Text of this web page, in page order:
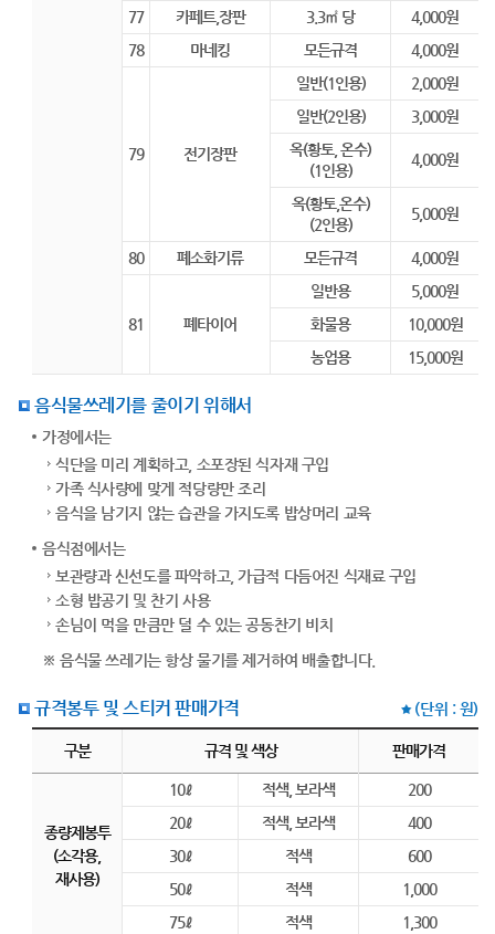
77
카페트,장판 3.3㎡ 당
4,000원
78
마네킹 모든규격 4,000원
79 전기장판
일반(1인용)
2,000원
일반(2인용)
3,000원
옥(황토, 온수)
(1인용)
4,000원
옥(황토,온수)
(2인용)
5,000원
80 폐소화기류 모든규격 4,000원
81 폐타이어
일반용
5,000원
화물용
10,000원
농업용
15,000원
음식물쓰레기를 줄이기 위해서
가정에서는
식단을 미리 계획하고, 소포장된 식자재 구입
가족 식사량에 맞게 적당량만 조리
음식을 남기지 않는 습관을 가지도록 밥상머리 교육
음식점에서는
보관량과 신선도를 파악하고, 가급적 다듬어진 식재료 구입
소형 밥공기 및 찬기 사용
손님이 먹을 만큼만 덜 수 있는 공동찬기 비치
※ 음식물 쓰레기는 항상 물기를 제거하여 배출합니다.
규격봉투 및 스티커 판매가격
규격봉투 및 스티커 판매가격 안내 - 구분, 규격 및 색상, 판매가격 정보제공
구분
규격 및 색상 판매가격
종량제봉투
(소각용,
재사용)
10ℓ 적색, 보라색
200
20ℓ
적색, 보라색
400
30ℓ
적색
600
50ℓ
적색
1,000
75ℓ
적색 1,300
(단위 : 원)